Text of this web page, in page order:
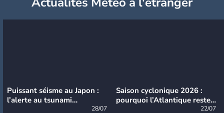
Puissant séisme au Japon :
l’alerte au tsunami
28/07
Saison cyclonique 2026 :
pourquoi l’Atlantique reste
22/07